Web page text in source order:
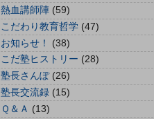
熱血講師陣 (59)
こだわり教育哲学 (47)
お知らせ！
(38)
こだ塾ヒストリー (28)
塾長さんぽ (26)
塾長交流録 (15)
Ｑ＆Ａ (13)